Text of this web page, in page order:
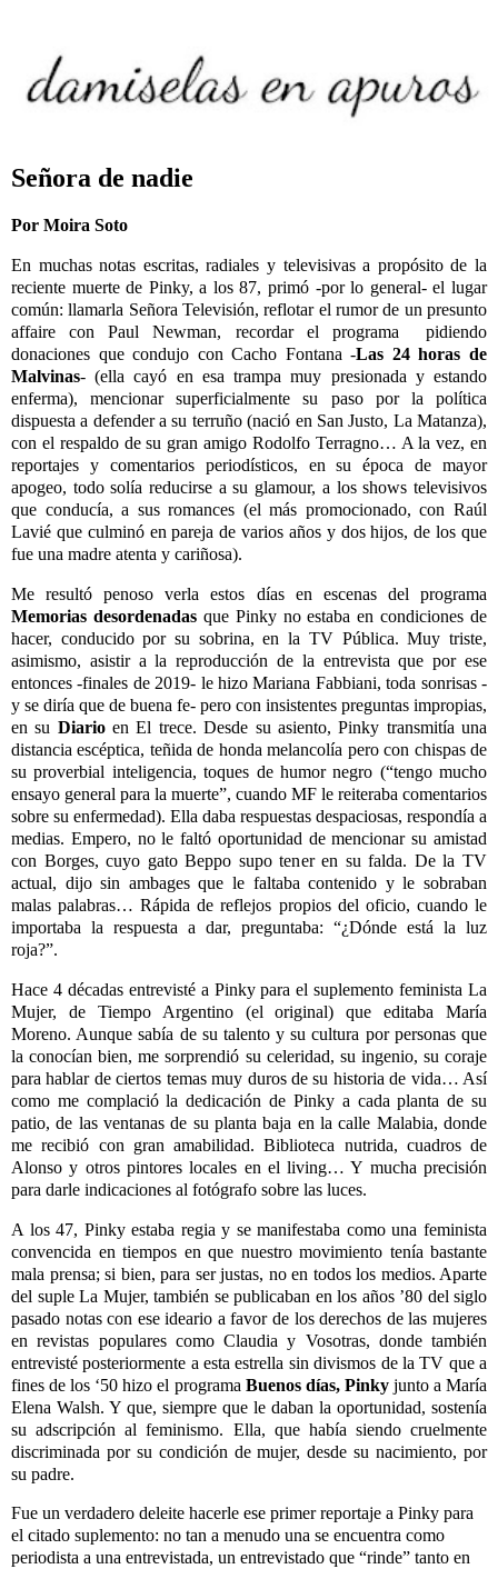
Señora de nadie
Por Moira Soto
En muchas notas escritas, radiales y televisivas a propósito de la
reciente muerte de Pinky, a los 87, primó -por lo general- el lugar
común: llamarla Señora Televisión, reflotar el rumor de un presunto
affaire con Paul Newman, recordar el programa pidiendo
donaciones que condujo con Cacho Fontana -Las 24 horas de
Malvinas- (ella cayó en esa trampa muy presionada y estando
enferma), mencionar superficialmente su paso por la política
dispuesta a defender a su terruño (nació en San Justo, La Matanza),
con el respaldo de su gran amigo Rodolfo Terragno… A la vez, en
reportajes y comentarios periodísticos, en su época de mayor
apogeo, todo solía reducirse a su glamour, a los shows televisivos
que conducía, a sus romances (el más promocionado, con Raúl
Lavié que culminó en pareja de varios años y dos hijos, de los que
fue una madre atenta y cariñosa).
Me resultó penoso verla estos días en escenas del programa
Memorias desordenadasque Pinky no estaba en condiciones de
hacer, conducido por su sobrina, en la TV Pública. Muy triste,
asimismo, asistir a la reproducción de la entrevista que por ese
entonces -finales de 2019- le hizo Mariana Fabbiani, toda sonrisas -
y se diría que de buena fe- pero con insistentes preguntas impropias,
en su Diarioen El trece. Desde su asiento, Pinky transmitía una
distancia escéptica, teñida de honda melancolía pero con chispas de
su proverbial inteligencia, toques de humor negro (“tengo mucho
ensayo general para la muerte”, cuando MF le reiteraba comentarios
sobre su enfermedad). Ella daba respuestas despaciosas, respondía a
medias. Empero, no le faltó oportunidad de mencionar su amistad
con Borges, cuyo gato Beppo supo tener en su falda. De la TV
actual, dijo sin ambages que le faltaba contenido y le sobraban
malas palabras… Rápida de reflejos propios del oficio, cuando le
importaba la respuesta a dar, preguntaba: “¿Dónde está la luz
roja?”.
Hace 4 décadas entrevisté a Pinky para el suplemento feminista La
Mujer, de Tiempo Argentino (el original) que editaba María
Moreno. Aunque sabía de su talento y su cultura por personas que
la conocían bien, me sorprendió su celeridad, su ingenio, su coraje
para hablar de ciertos temas muy duros de su historia de vida… Así
como me complació la dedicación de Pinky a cada planta de su
patio, de las ventanas de su planta baja en la calle Malabia, donde
me recibió con gran amabilidad. Biblioteca nutrida, cuadros de
Alonso y otros pintores locales en el living… Y mucha precisión
para darle indicaciones al fotógrafo sobre las luces.
A los 47, Pinky estaba regia y se manifestaba como una feminista
convencida en tiempos en que nuestro movimiento tenía bastante
mala prensa; si bien, para ser justas, no en todos los medios. Aparte
del suple La Mujer, también se publicaban en los años ’80 del siglo
pasado notas con ese ideario a favor de los derechos de las mujeres
en revistas populares como Claudia y Vosotras, donde también
entrevisté posteriormente a esta estrella sin divismos de la TV que a
fines de los ‘50 hizo el programa Buenos días, Pinkyjunto a María
Elena Walsh. Y que, siempre que le daban la oportunidad, sostenía
su adscripción al feminismo. Ella, que había siendo cruelmente
discriminada por su condición de mujer, desde su nacimiento, por
su padre.
Fue un verdadero deleite hacerle ese primer reportaje a Pinky para
el citado suplemento: no tan a menudo una se encuentra como
periodista a una entrevistada, un entrevistado que “rinde” tanto en